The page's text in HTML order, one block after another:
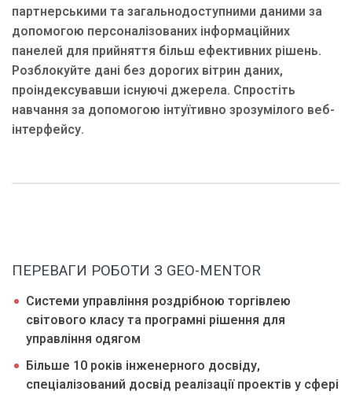
партнерськими та загальнодоступними даними за
допомогою персоналізованих інформаційних
панелей для прийняття більш ефективних рішень.
Розблокуйте дані без дорогих вітрин даних,
проіндексувавши існуючі джерела. Спростіть
навчання за допомогою інтуїтивно зрозумілого веб-
інтерфейсу.
ПЕРЕВАГИ РОБОТИ З GEO-MENTOR
Системи управління роздрібною торгівлею
світового класу та програмні рішення для
управління одягом
Більше 10 років інженерного досвіду,
спеціалізований досвід реалізації проектів у сфері